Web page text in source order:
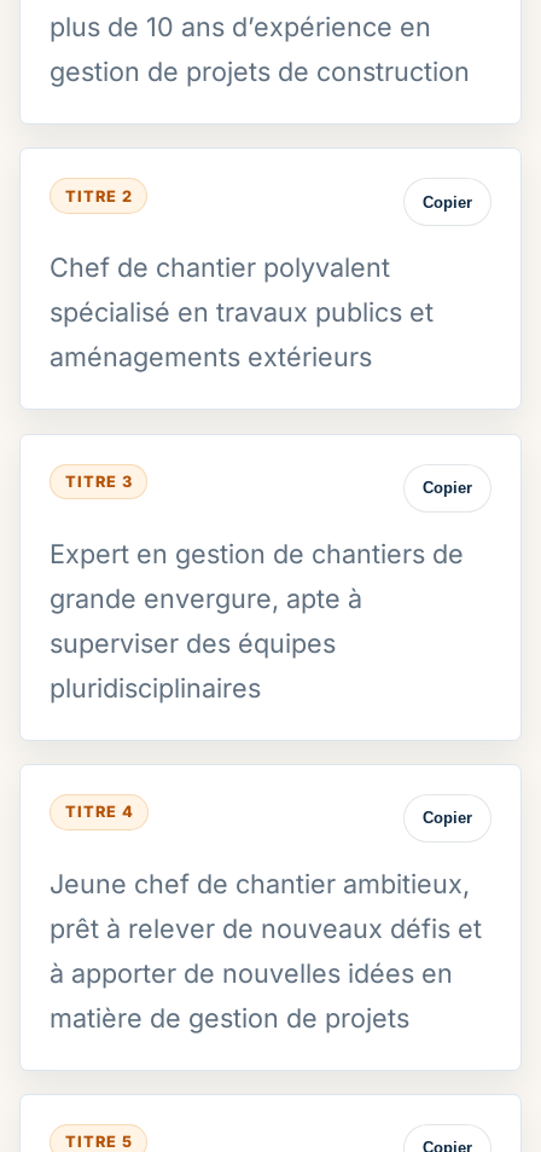
plus de 10 ans d’expérience en
gestion de projets de construction
TITRE 2 Copier
Chef de chantier polyvalent
spécialisé en travaux publics et
aménagements extérieurs
TITRE 3 Copier
Expert en gestion de chantiers de
grande envergure, apte à
superviser des équipes
pluridisciplinaires
TITRE 4 Copier
Jeune chef de chantier ambitieux,
prêt à relever de nouveaux défis et
à apporter de nouvelles idées en
matière de gestion de projets
TITRE 5 Copier